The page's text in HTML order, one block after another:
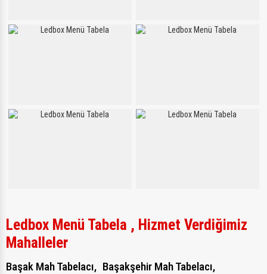
Ledbox Menü Tabela , Hizmet Verdiğimiz
Mahalleler
Başak Mah Tabelacı, Başakşehir Mah Tabelacı,